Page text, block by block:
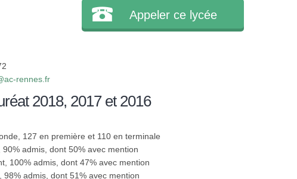
Appeler ce lycée
rennes.fr
2018, 2017 et 2016
127 en première et 110 en terminale
admis, dont 50% avec mention
100% admis, dont 47% avec mention
98% admis, dont 51% avec mention